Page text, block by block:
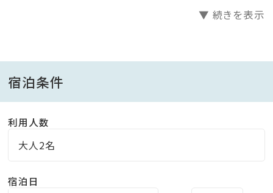
■ 大浴場・露天風呂（13:00～22:00／6:00～9:00）
アクティビティで汗を流したあとは広々とした大浴場で
無色透明の「単純泉」でリフレッシュ。
夜は満天の星空をご覧いただけます。
▼ 続きを表示
宿泊条件
利用人数
大人2名
宿泊日